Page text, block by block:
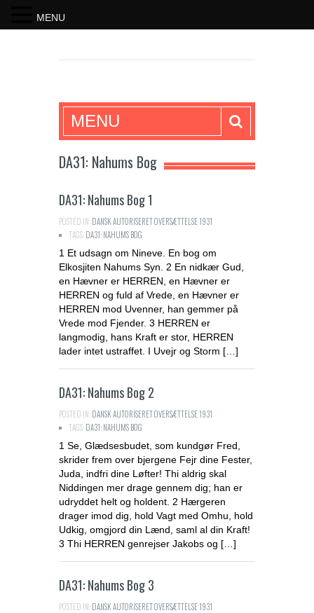
SKRIFTEN
MENU
DA31: Nahums Bog
DA31: Nahums Bog 1
POSTED IN:DANSK AUTORISERET OVERSÆTTELSE 1931
TAGS:DA31: NAHUMS BOG
1 Et udsagn om Nineve. En bog om
Elkosjiten Nahums Syn. 2 En nidkær Gud,
en Hævner er HERREN, en Hævner er
HERREN og fuld af Vrede, en Hævner er
HERREN mod Uvenner, han gemmer på
Vrede mod Fjender. 3 HERREN er
langmodig, hans Kraft er stor, HERREN
lader intet ustraffet. I Uvejr og Storm […]
DA31: Nahums Bog 2
POSTED IN:DANSK AUTORISERET OVERSÆTTELSE 1931
TAGS:DA31: NAHUMS BOG
1 Se, Glædsesbudet, som kundgør Fred,
skrider frem over bjergene Fejr dine Fester,
Juda, indfri dine Løfter! Thi aldrig skal
Niddingen mer drage gennem dig; han er
udryddet helt og holdent. 2 Hærgeren
drager imod dig, hold Vagt med Omhu, hold
Udkig, omgjord din Lænd, saml al din Kraft!
3 Thi HERREN genrejser Jakobs og […]
DA31: Nahums Bog 3
POSTED IN:DANSK AUTORISERET OVERSÆTTELSE 1931
MENU